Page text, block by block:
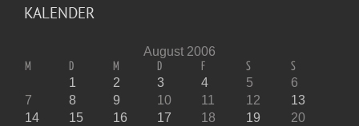
KALENDER
August 2006
M D M D F S S
1 2 3 4 5
6
7
8 9 10 11 12
13
14
15 16 17 18 19
20